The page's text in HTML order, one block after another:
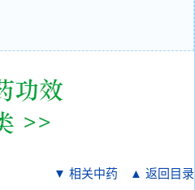
▼ 相关中药 ▲ 返回目录